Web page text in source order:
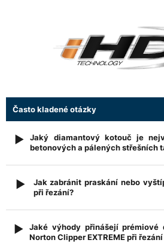
Často kladené otázky
▶
Jaký diamantový kotouč je
betonových a pálených střešních
Pro řezání střešních tašek se
kotouče s turbo nebo souvislým
segmentem, které zajišťují vysokou
se správně navrženou kovovou
Profesionální kotouče Norton Clipper
▶
Jak zabránit praskání nebo
při řezání?
Pro dosažení čistého řezu je důležité
tašky, používat ostrý diamantový
rychlost posuvu tvrdosti materiálu.
▶
Jaké výhody přinášejí prémiové
Norton Clipper EXTREME při